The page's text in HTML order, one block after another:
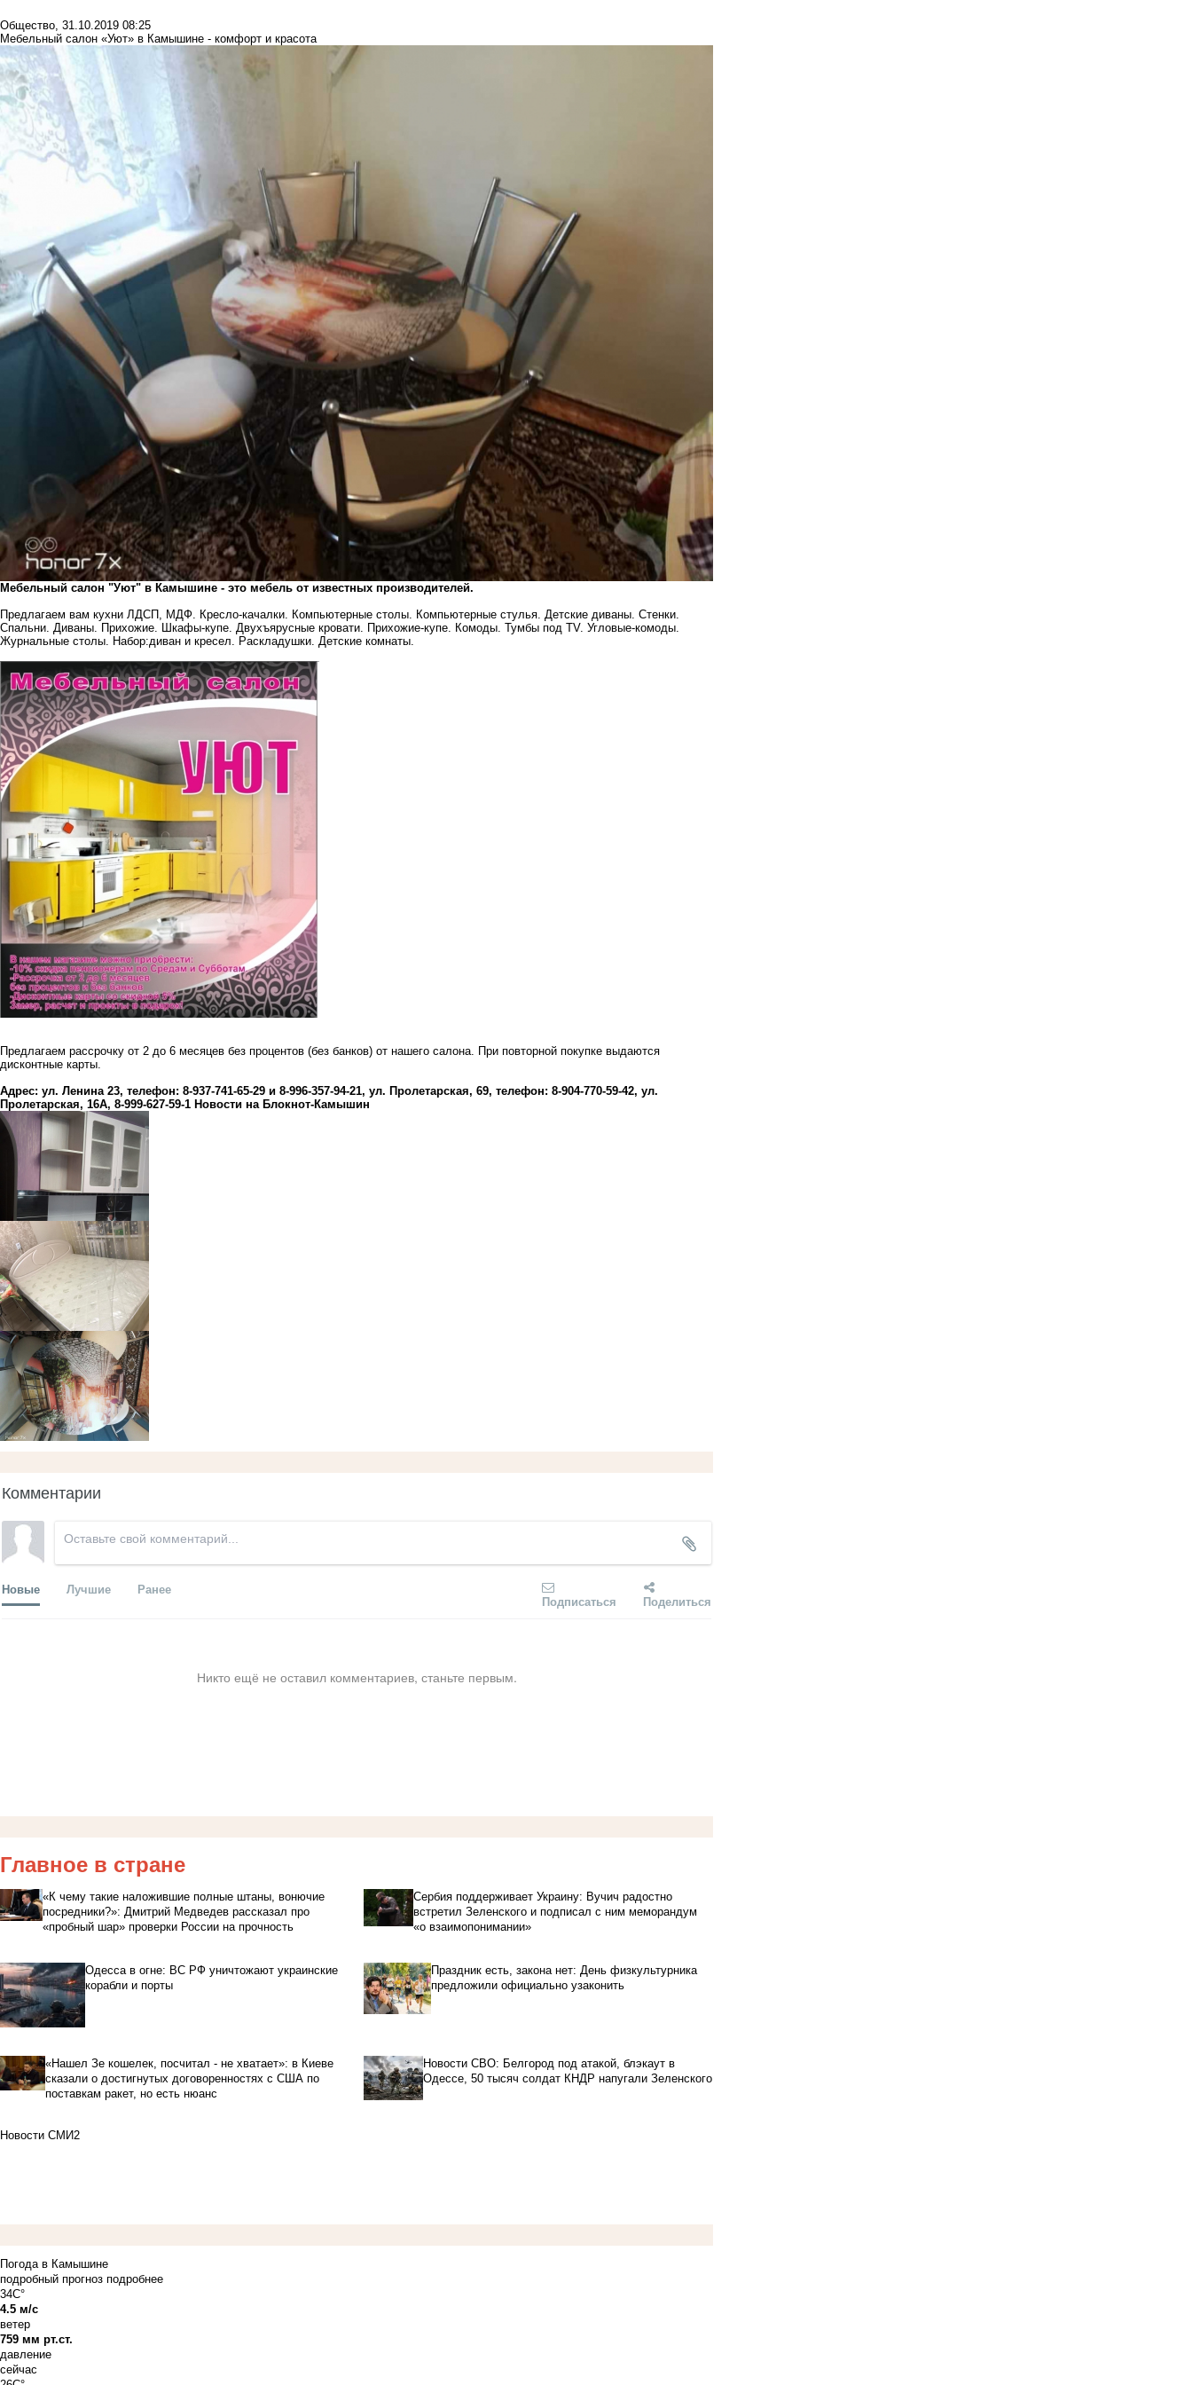
Общество, 31.10.2019 08:25
Мебельный салон «Уют» в Камышине - комфорт и красота
Мебельный салон "Уют" в Камышине - это мебель от известных производителей.
Предлагаем вам кухни ЛДСП, МДФ. Кресло-качалки. Компьютерные столы. Компьютерные стулья. Детские диваны. Стенки.
Спальни. Диваны. Прихожие. Шкафы-купе. Двухъярусные кровати. Прихожие-купе. Комоды. Тумбы под ТV. Угловые-комоды.
Журнальные столы. Набор:диван и кресел. Раскладушки. Детские комнаты.
Предлагаем рассрочку от 2 до 6 месяцев без процентов (без банков) от нашего салона. При повторной покупке выдаются
дисконтные карты.
Адрес: ул. Ленина 23, телефон: 8-937-741-65-29 и 8-996-357-94-21, ул. Пролетарская, 69, телефон: 8-904-770-59-42, ул.
Пролетарская, 16А, 8-999-627-59-1 Новости на Блoкнoт-Камышин
Комментарии
Новые Лучшие Ранее
Подписаться Поделиться
Никто ещё не оставил комментариев, станьте первым.
Главное в стране
«К чему такие наложившие полные штаны, вонючие
посредники?»: Дмитрий Медведев рассказал про
«пробный шар» проверки России на прочность
Сербия поддерживает Украину: Вучич радостно
встретил Зеленского и подписал с ним меморандум
«о взаимопонимании»
Одесса в огне: ВС РФ уничтожают украинские
корабли и порты
Праздник есть, закона нет: День физкультурника
предложили официально узаконить
«Нашел Зе кошелек, посчитал - не хватает»: в Киеве
сказали о достигнутых договоренностях с США по
поставкам ракет, но есть нюанс
Новости СВО: Белгород под атакой, блэкаут в
Одессе, 50 тысяч солдат КНДР напугали Зеленского
Новости СМИ2
Погода в Камышине
подробный прогноз подробнее
34C°
4.5 м/с
ветер
759 мм рт.ст.
давление
сейчас